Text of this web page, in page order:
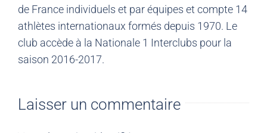
de France individuels et par équipes et compte 14
athlètes internationaux formés depuis 1970. Le
club accède à la Nationale 1 Interclubs pour la
saison 2016-2017.
Laisser un commentaire